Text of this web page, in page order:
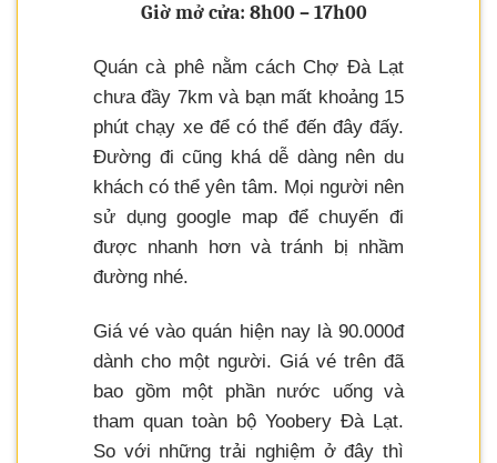
Giờ mở cửa: 8h00 – 17h00
Quán cà phê nằm cách Chợ Đà Lạt
chưa đầy 7km và bạn mất khoảng 15
phút chạy xe để có thể đến đây đấy.
Đường đi cũng khá dễ dàng nên du
khách có thể yên tâm. Mọi người nên
sử dụng google map để chuyến đi
được nhanh hơn và tránh bị nhầm
đường nhé.
Giá vé vào quán hiện nay là 90.000đ
dành cho một người. Giá vé trên đã
bao gồm một phần nước uống và
tham quan toàn bộ Yoobery Đà Lạt.
So với những trải nghiệm ở đây thì